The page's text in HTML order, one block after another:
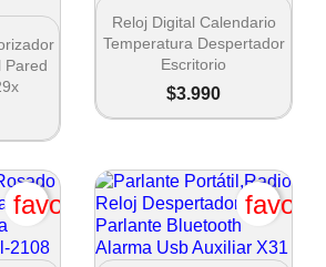
Pared
 Vista rápida
Reloj Digital Calendario
Temperatura Despertador
Escritorio
$3.990
favorite_border